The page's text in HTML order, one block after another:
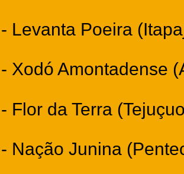
Levanta Poeira
Xodó Amontadense
Flor da Terra
Nação Junina